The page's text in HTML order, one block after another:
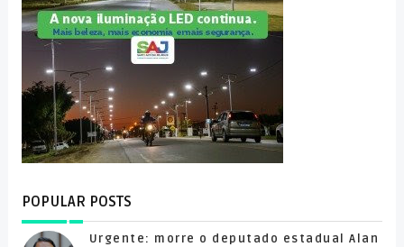
POPULAR POSTS
Urgente: morre o deputado estadual Alan